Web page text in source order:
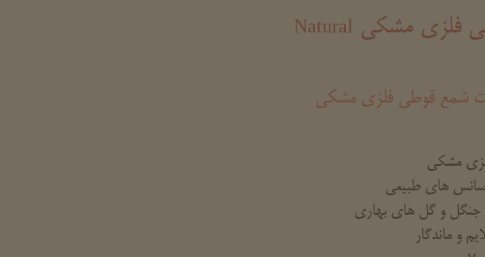
فلزی مشکی Natural
شمع قوطی فلزی مشکی
مشکی
های طبیعی
جنگل و گل های بهاری
و ماندگار